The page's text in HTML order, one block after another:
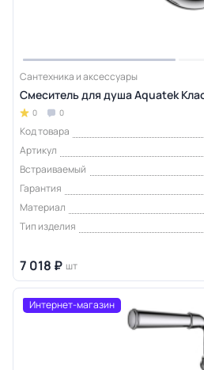
Сантехника и аксессуары
Смеситель для душа Aquatek
0 0
Код товара
Артикул
Встраиваемый
Гарантия
Материал
Тип изделия
7 018 ₽ шт
Интернет-магазин